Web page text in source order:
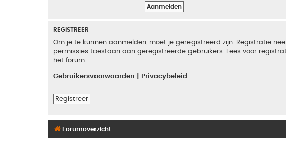
REGISTREER
Om je te kunnen aanmelden, moet je geregistreerd zijn. Registratie
permissies toestaan aan geregistreerde gebruikers. Lees voor
het forum.
Gebruikersvoorwaarden Privacybeleid
Registreer
Forumoverzicht